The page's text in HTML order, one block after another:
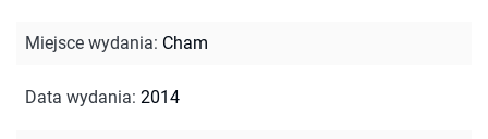
Miejsce wydania: Cham
Data wydania: 2014